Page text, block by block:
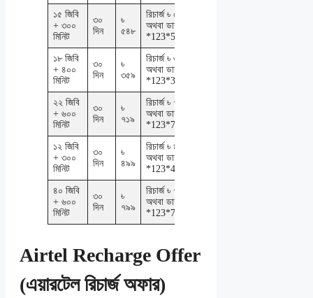
১৫ জিবি
+ ৩০০
মিনিট
৩০
দিন
৳
৫৪৮
রিচার্জ ৳ ৫৪৮
অথবা ডায়াল
*123*548#
১৮ জিবি
+ ৪০০
মিনিট
৩০
দিন
৳
৩৫৯
রিচার্জ ৳ ৩৫৯
অথবা ডায়াল
*123*359#
২২ জিবি
+ ৬০০
মিনিট
৩০
দিন
৳
৭১৯
রিচার্জ ৳ ৭১৯
অথবা ডায়াল
*123*719#
১২ জিবি
+ ৩০০
মিনিট
৩০
দিন
৳
৪৯৯
রিচার্জ ৳ ৪৯৯
অথবা ডায়াল
*123*499#
৪০ জিবি
+ ৬০০
মিনিট
৩০
দিন
৳
৭৯৯
রিচার্জ ৳ ৭৯৯
অথবা ডায়াল
*123*799#
Airtel Recharge Offer
(এয়ারটেল রিচার্জ অফার)